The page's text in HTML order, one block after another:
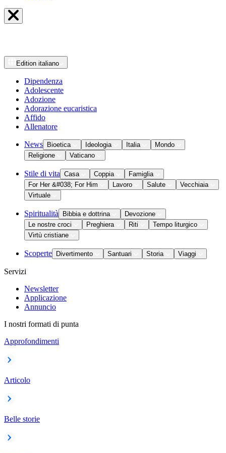
Edition italiano
Dipendenza
Adolescente
Adozione
Adorazione eucaristica
Affido
Allenatore
News Bioetica Ideologia Italia
Mondo
Religione
Vaticano
Stile di vita Casa Coppia
Famiglia
For Her &#038; For Him
Lavoro Salute
Vecchiaia
Virtuale
Spiritualità Bibbia e dottrina
Devozione
Le nostre croci
Preghiera Riti
Tempo liturgico
Virtù cristiane
Scoperte Divertimento Santuari Storia Viaggi
Servizi
Newsletter
Applicazione
Annuncio
I nostri formati di punta
Approfondimenti
Articolo
Belle storie